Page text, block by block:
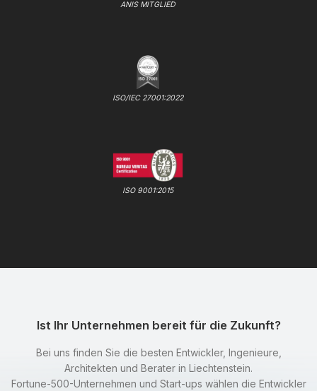
ANIS MITGLIED
ISO/IEC 27001:2022
ISO 9001:2015
Ist Ihr Unternehmen bereit für die Zukunft?
Bei uns finden Sie die besten Entwickler, Ingenieure,
Architekten und Berater in Liechtenstein.
Fortune-500-Unternehmen und Start-ups wählen die Entwickler